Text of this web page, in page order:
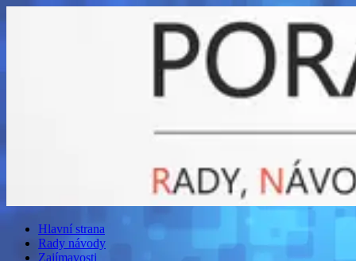
Hlavní strana
Rady návody
Zajímavosti